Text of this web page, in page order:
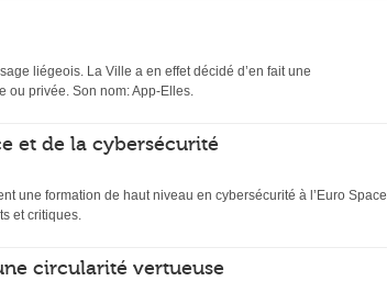
liégeois. La Ville a en effet décidé d’en fait une
ou privée. Son nom: App-Elles.
et de la cybersécurité
une formation de haut niveau en cybersécurité à l’Euro Space
et critiques.
circularité vertueuse